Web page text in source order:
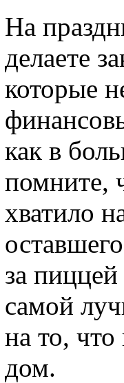
На
делаете
которые
как в
помните,
хватило
за
самой
на то,
дом.